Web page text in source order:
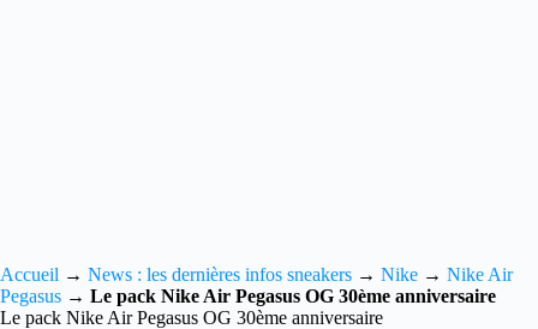
Accueil → News : les dernières infos sneakers → Nike → Nike Air
Pegasus → Le pack Nike Air Pegasus OG 30ème anniversaire
Le pack Nike Air Pegasus OG 30ème anniversaire